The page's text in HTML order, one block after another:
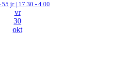
55 jr | 17.30 - 4.00
vr
30
okt